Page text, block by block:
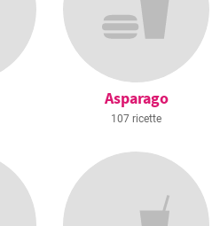
Asparago
107 ricette